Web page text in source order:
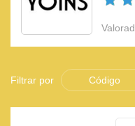
Filtrar por Código